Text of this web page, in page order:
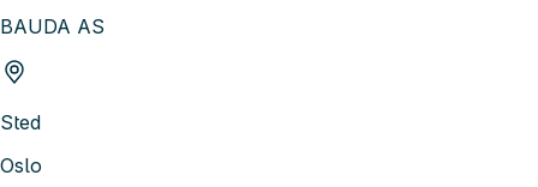
BAUDA AS
Sted
Oslo